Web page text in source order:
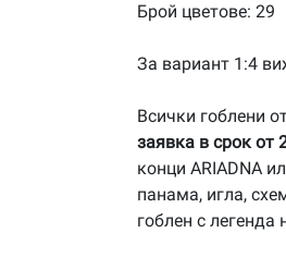
Брой цветове: 29
За вариант 1:4
Всички гоблени
заявка в срок от
конци ARIADNA
панама, игла,
гоблен с легенда